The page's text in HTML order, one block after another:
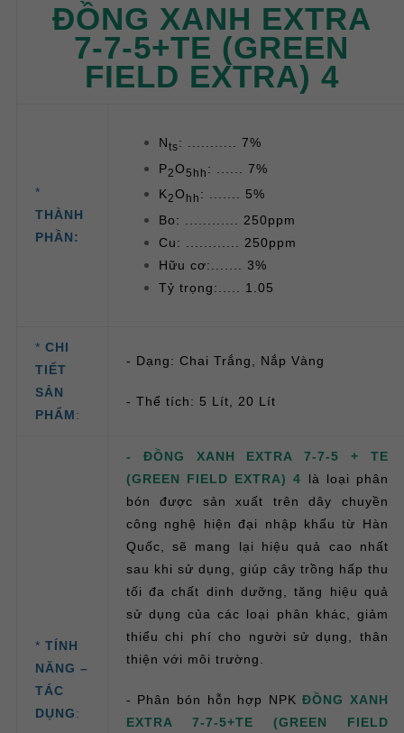
ĐỒNG XANH EXTRA
7-7-5+TE (GREEN
FIELD EXTRA) 4
*
THÀNH
PHẦN:
Nts: ........... 7%
P2O 5hh : ...... 7%
K2O hh : ....... 5%
Bo: ............ 250ppm
Cu: ............ 250ppm
Hữu cơ:....... 3%
Tỷ trọng:..... 1.05
* CHI
TIẾT
SẢN
PHẨM:
- Dạng: Chai Trắng, Nắp Vàng
- Thể tích: 5 Lít, 20 Lít
* TÍNH
NĂNG –
TÁC
DỤNG:
- ĐỒNG XANH EXTRA 7-7-5 + TE
(GREEN FIELD EXTRA) 4 là loại phân
bón được sản xuất trên dây chuyền
công nghệ hiện đại nhập khẩu từ Hàn
Quốc, sẽ mang lại hiệu quả cao nhất
sau khi sử dụng, giúp cây trồng hấp thu
tối đa chất dinh dưỡng, tăng hiệu quả
sử dụng của các loại phân khác, giảm
thiểu chi phí cho người sử dụng, thân
thiện với môi trường.
- Phân bón hỗn hợp NPKĐỒNG XANH
EXTRA 7-7-5+TE (GREEN FIELD